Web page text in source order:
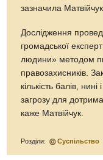
зазначила Матвійчук.
Дослідження
громадської
людини» методом
правозахисників.
кількість балів,
загрозу для
каже Матвійчук.
Розділи: Суспільство